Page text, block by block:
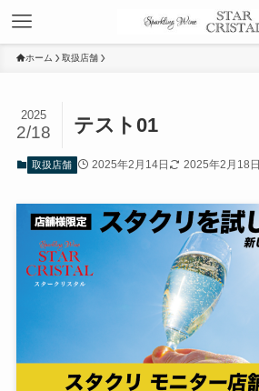
ホーム 取扱店舗
テスト01
2025
2/18
取扱店舗 2025年2月14日 2025年2月18日